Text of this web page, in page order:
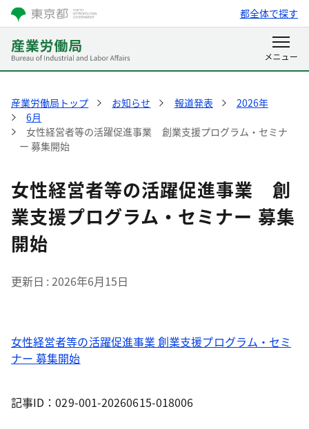
都全体で探す
産業労働局トップ お知らせ 報道発表
2026年
6月
女性経営者等の活躍促進事業 創業支援プログラム・セミナ
ー 募集開始
女性経営者等の活躍促進事業 創
業支援プログラム・セミナー 募集
開始
更新日 2026年6月15日
女性経営者等の活躍促進事業 創業支援プログラム・セミ
ナー 募集開始
記事ID：029-001-20260615-018006